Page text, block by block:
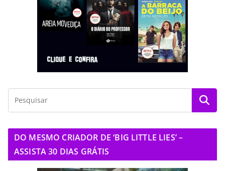
DO MESMO CRIADOR DE ‘BIG LITTLE LIES’ –
ASSISTA 30 DIAS GRÁTIS